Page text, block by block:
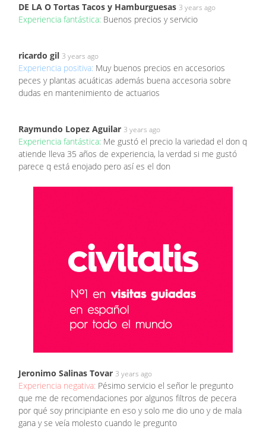
DE LA O Tortas Tacos y Hamburguesas 3 years ago
Experiencia fantástica: Buenos precios y servicio
ricardo gil 3 years ago
Experiencia positiva: Muy buenos precios en accesorios
peces y plantas acuáticas además buena accesoria sobre
dudas en mantenimiento de actuarios
Raymundo Lopez Aguilar 3 years ago
Experiencia fantástica: Me gustó el precio la variedad el don q
atiende lleva 35 años de experiencia, la verdad si me gustó
parece q está enojado pero así es el don
Jeronimo Salinas Tovar 3 years ago
Experiencia negativa: Pésimo servicio el señor le pregunto
que me de recomendaciones por algunos filtros de pecera
por qué soy principiante en eso y solo me dio uno y de mala
gana y se veía molesto cuando le pregunto